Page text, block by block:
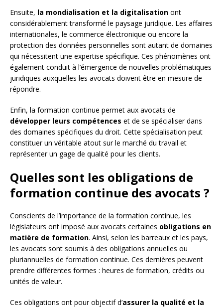
Ensuite, la mondialisation et la digitalisation ont
considérablement transformé le paysage juridique. Les affaires
internationales, le commerce électronique ou encore la
protection des données personnelles sont autant de domaines
qui nécessitent une expertise spécifique. Ces phénomènes ont
également conduit à l’émergence de nouvelles problématiques
juridiques auxquelles les avocats doivent être en mesure de
répondre.
Enfin, la formation continue permet aux avocats de
développer leurs compétences et de se spécialiser dans
des domaines spécifiques du droit. Cette spécialisation peut
constituer un véritable atout sur le marché du travail et
représenter un gage de qualité pour les clients.
Quelles sont les obligations de
formation continue des avocats ?
Conscients de l’importance de la formation continue, les
législateurs ont imposé aux avocats certaines obligations en
matière de formation. Ainsi, selon les barreaux et les pays,
les avocats sont soumis à des obligations annuelles ou
pluriannuelles de formation continue. Ces dernières peuvent
prendre différentes formes : heures de formation, crédits ou
unités de valeur.
Ces obligations ont pour objectif d’assurer la qualité et la